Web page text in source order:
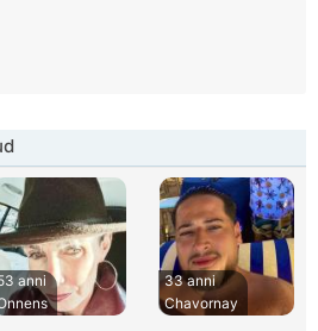
anni
33 anni
Chavornay